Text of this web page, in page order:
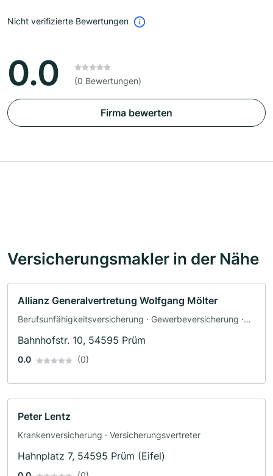
Nicht verifizierte Bewertungen
0.0 (0 Bewertungen)
Firma bewerten
Versicherungsmakler in der Nähe
Allianz Generalvertretung Wolfgang Mölter
Berufsunfähigkeitsversicherung · Gewerbeversicherung ·
Bahnhofstr. 10, 54595 Prüm
0.0 (0)
Peter Lentz
Krankenversicherung · Versicherungsvertreter
Hahnplatz 7, 54595 Prüm (Eifel)